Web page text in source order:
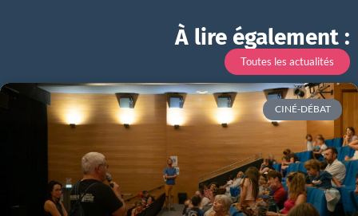
À lire également :
Toutes les actualités
CINÉ-DÉBAT